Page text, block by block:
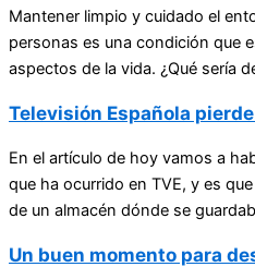
Mantener limpio y cuidado el
personas es una condición que
aspectos de la vida. ¿Qué sería
Televisión Española
En el artículo de hoy vamos a
que ha ocurrido en TVE, y es
de un almacén dónde se
Un buen momento para